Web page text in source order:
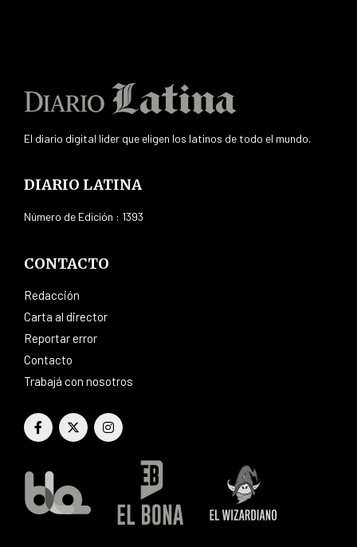
El diario digital líder que eligen los latinos de todo el mundo.
DIARIO LATINA
Número de Edición : 1393
CONTACTO
Redacción
Carta al director
Reportar error
Contacto
Trabajá con nosotros